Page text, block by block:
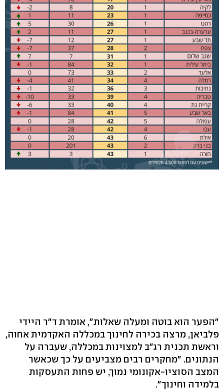
"הפער הוא בוטה ומעלה שאלות", אומרת ד"ר היידי
פלביאן, מרצה בכירה לחינוך במכללה האקדמית אחוה,
וראשת תכנית רג"ב למצוינות במכללה, שעברה על
הנתונים. "מחקרים רבים מצביעים על כך שכאשר
המצב הסוציו-אקונומי נמוך, יש פחות התעסקות
בלמידה וחינוך".